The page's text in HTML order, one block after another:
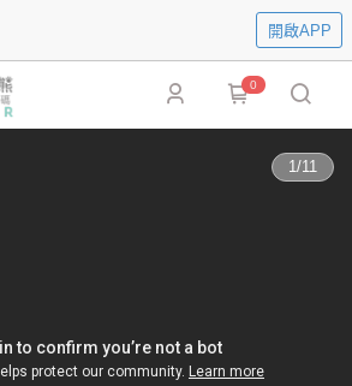
開啟APP
0
1/11